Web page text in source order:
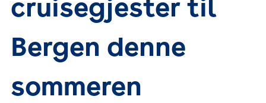
cruisegjester til
Bergen denne
sommeren